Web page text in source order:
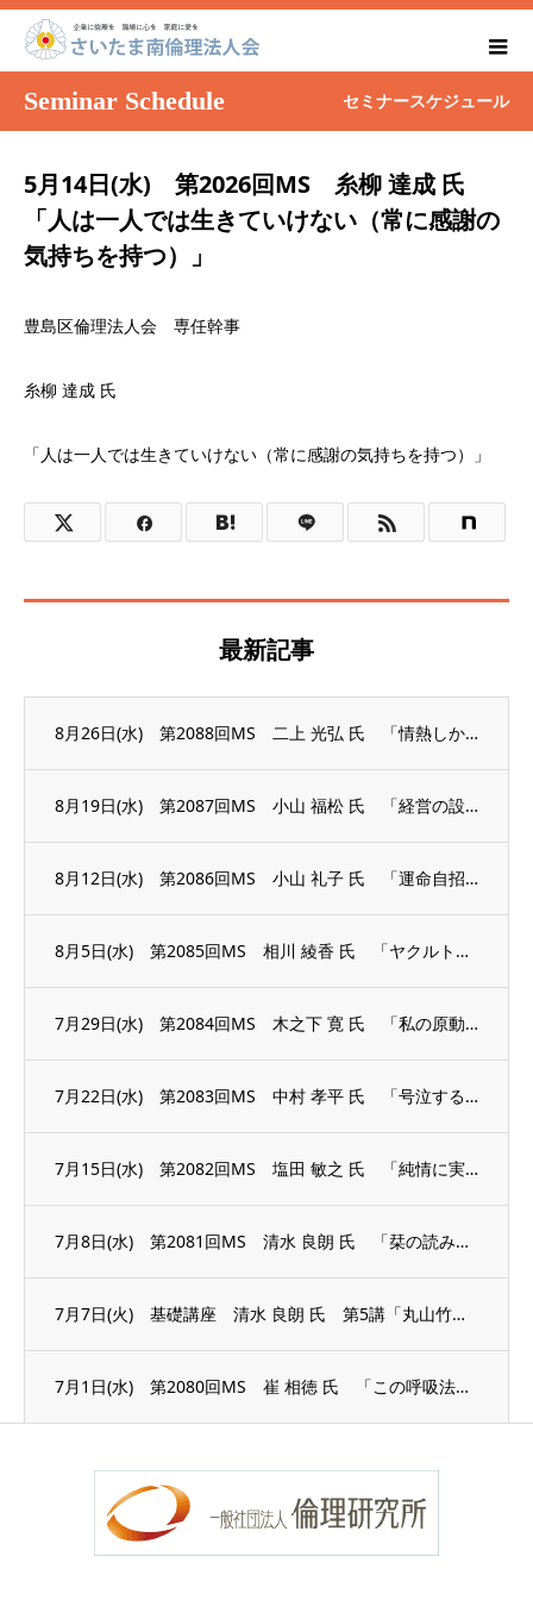
Seminar Schedule セミナースケジュール
5月14日(水) 第2026回MS 糸柳 達成 氏
「人は一人では生きていけない（常に感謝の
気持ちを持つ）」
豊島区倫理法人会 専任幹事
糸柳 達成 氏
「人は一人では生きていけない（常に感謝の気持ちを持つ）」
最新記事
8月26日(水) 第2088回MS 二上 光弘 氏 「情熱しか答えにならない」
8月19日(水) 第2087回MS 小山 福松 氏 「経営の設計図」
8月12日(水) 第2086回MS 小山 礼子 氏 「運命自招 今の心が未来を創る」
8月5日(水) 第2085回MS 相川 綾香 氏 「ヤクルトレディから議員へ、そして失...
7月29日(水) 第2084回MS 木之下 寛 氏 「私の原動力」
7月22日(水) 第2083回MS 中村 孝平 氏 「号泣する準備はできている」
7月15日(水) 第2082回MS 塩田 敏之 氏 「純情に実践する」
7月8日(水) 第2081回MS 清水 良朗 氏 「栞の読み方」
7月7日(火) 基礎講座 清水 良朗 氏 第5講「丸山竹秋の足跡」
7月1日(水) 第2080回MS 崔 相徳 氏 「この呼吸法で医者知らず薬いらず」